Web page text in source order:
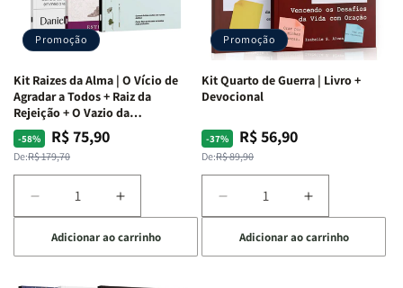
Promoção
Kit Raizes da Alma | O Vício de
Agradar a Todos + Raiz da
Rejeição + O Vazio da
Insatisfação.
-58%
Preço
normal
De:R$ 179,70
Preço
promocional
R$ 75,90
Diminuir
a
quantidade
de
Aumentar
a
quantidade
de
Adicionar ao carrinho
Promoção
Kit Quarto de Guerra | Livro +
Devocional
-37%
Preço
normal
De:R$ 89,90
Preço
promocional
R$ 56,90
Diminuir
a
quantidade
de
Aumentar
a
quantidade
de
Adicionar ao carrinho